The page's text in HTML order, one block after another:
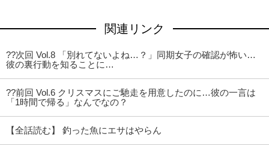
関連リンク
??次回 Vol.8 「別れてないよね…？」同期女子の確認が怖い…
彼の裏行動を知ることに…
??前回 Vol.6 クリスマスにご馳走を用意したのに…彼の一言は
「1時間で帰る」なんでなの？
【全話読む】 釣った魚にエサはやらん